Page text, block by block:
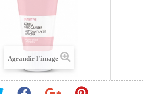
Agrandir l'image